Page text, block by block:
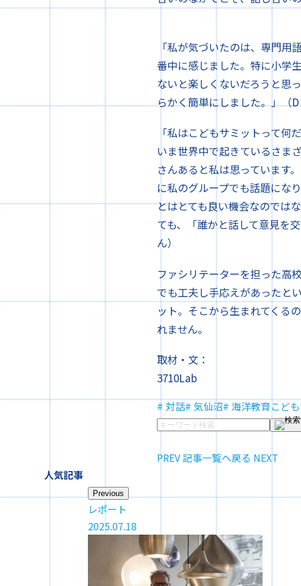
「私が気づいたのは、専門
番中に感じました。特に小学
ないと楽しくないだろうと思
らかく簡単にしました。」（
「私はこどもサミットって何
いま世界中で起きているさま
さんあると私は思っています
に私のグループでも話題にな
とはとても良い機会なのでは
ても、「誰かと話して意見を
ん）
ファシリテーターを担った高
でも工夫し手応えがあったと
ット。そこから生まれてくる
れません。
取材・文：
3710Lab
# 対話# 気仙沼# 海洋教育こど
PREV記事一覧へ戻る NEXT
人気記事
Previous
レポート
2025.07.18